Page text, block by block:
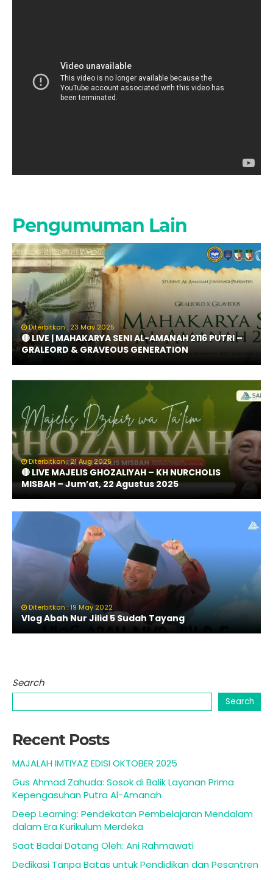
Pengumuman Lain
Diterbitkan : 23 May 2025
🔴 LIVE | MAHAKARYA SENI AL-AMANAH 2116 PUTRI –
GRALEORD & GRAVEOUS GENERATION
Diterbitkan : 21 Aug 2025
🔴 LIVE MAJELIS GHOZALIYAH – KH NURCHOLIS
MISBAH – Jum’at, 22 Agustus 2025
Diterbitkan : 19 May 2022
Vlog Abah Nur Jilid 5 Sudah Tayang
Search
Search
Recent Posts
MAJALAH IMTIYAZ EDISI OKTOBER 2025
Gus Ahmad Zahuda: Sosok di Balik Layanan Prima
Kepengasuhan Putra Al-Amanah
Deep Learning: Pendekatan Pembelajaran Mendalam
dalam Era Kurikulum Merdeka
Saat Badai Datang Oleh: Ani Rahmawati
Dedikasi Tanpa Batas untuk Pendidikan dan Pesantren